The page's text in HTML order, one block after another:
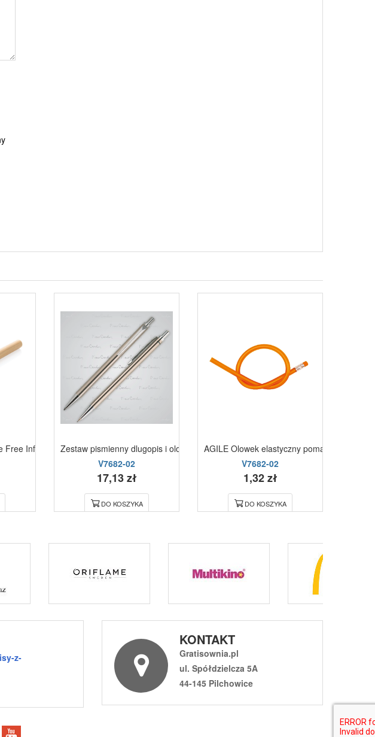
Free Infinity brązowyZestaw pismienny dlugopis i olowek AMOUR Pierre Cardin szary
V7682-02
17,13 zł
DO KOSZYKA
AGILE Olowek elastyczny pomarańczowy
V7682-02
1,32 zł
DO KOSZYKA
z-
KONTAKT
Gratisownia.pl
ul. Spółdzielcza 5A
44-145 Pilchowice